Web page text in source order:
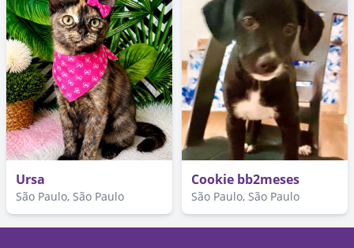
Ursa
São Paulo, São Paulo
Cookie bb2meses
São Paulo, São Paulo